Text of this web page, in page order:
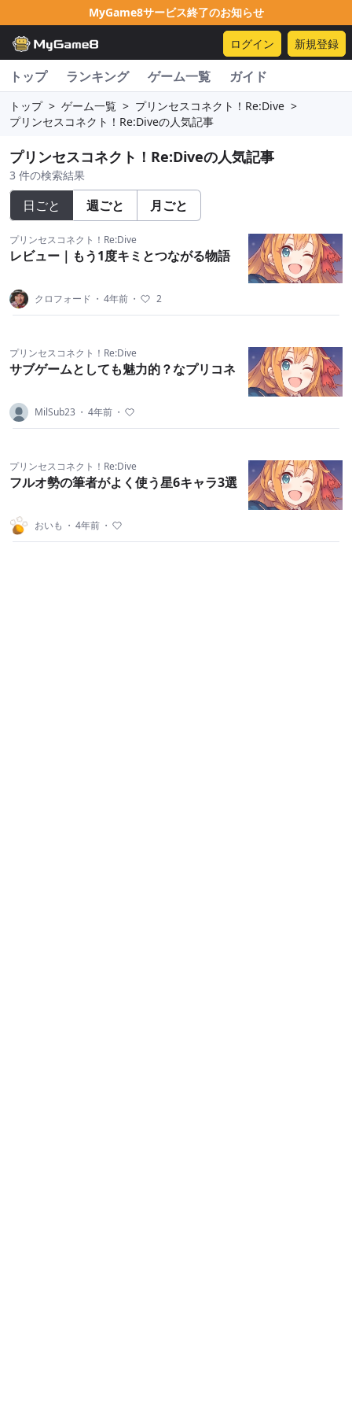
MyGame8サービス終了のお知らせ
ログイン 新規登録
トップ ランキング ゲーム一覧 ガイド
トップ > ゲーム一覧 > プリンセスコネクト！Re:Dive >
プリンセスコネクト！Re:Diveの人気記事
プリンセスコネクト！Re:Diveの人気記事
3 件の検索結果
日ごと 週ごと 月ごと
プリンセスコネクト！Re:Dive
レビュー｜もう1度キミとつながる物語
クロフォード ・ 4年前 ・ 2
プリンセスコネクト！Re:Dive
サブゲームとしても魅力的？なプリコネ
MilSub23 ・ 4年前 ・
プリンセスコネクト！Re:Dive
フルオ勢の筆者がよく使う星6キャラ3選
おいも ・ 4年前 ・